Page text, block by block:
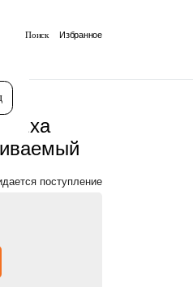
Поиск Избранное
поступление